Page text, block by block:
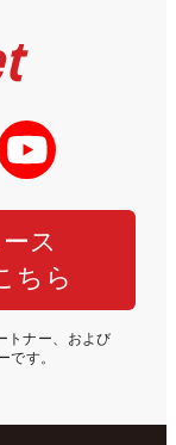
ス
ちら
トナー、および
です。